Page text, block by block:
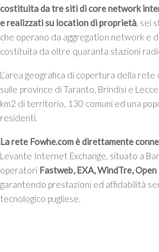
costituita da tre siti di core network
e realizzati su location di proprietà, sei
che operano da aggregation network e
costituita da oltre quaranta stazioni
L’area geografica di copertura della
sulle province di Taranto, Brindisi e
km2 di territorio, 130 comuni ed una
residenti.
La rete Fowhe.com è direttamente
Levante Internet Exchange, situato a
operatori Fastweb, EXA, WindTre,
garantendo prestazioni ed affidabilità
tecnologico pugliese.